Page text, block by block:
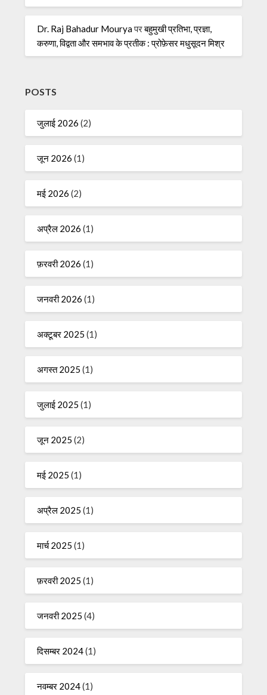
Dr. Raj Bahadur Mouryaपरबहुमुखी प्रतिभा, प्रज्ञा,
करुणा, विद्वता और समभाव के प्रतीक : प्रोफ़ेसर मधुसूदन मिश्र
POSTS
जुलाई 2026 (2)
जून 2026 (1)
मई 2026 (2)
अप्रैल 2026 (1)
फ़रवरी 2026 (1)
जनवरी 2026 (1)
अक्टूबर 2025 (1)
अगस्त 2025 (1)
जुलाई 2025 (1)
जून 2025 (2)
मई 2025 (1)
अप्रैल 2025 (1)
मार्च 2025 (1)
फ़रवरी 2025 (1)
जनवरी 2025 (4)
दिसम्बर 2024(1)
नवम्बर 2024(1)